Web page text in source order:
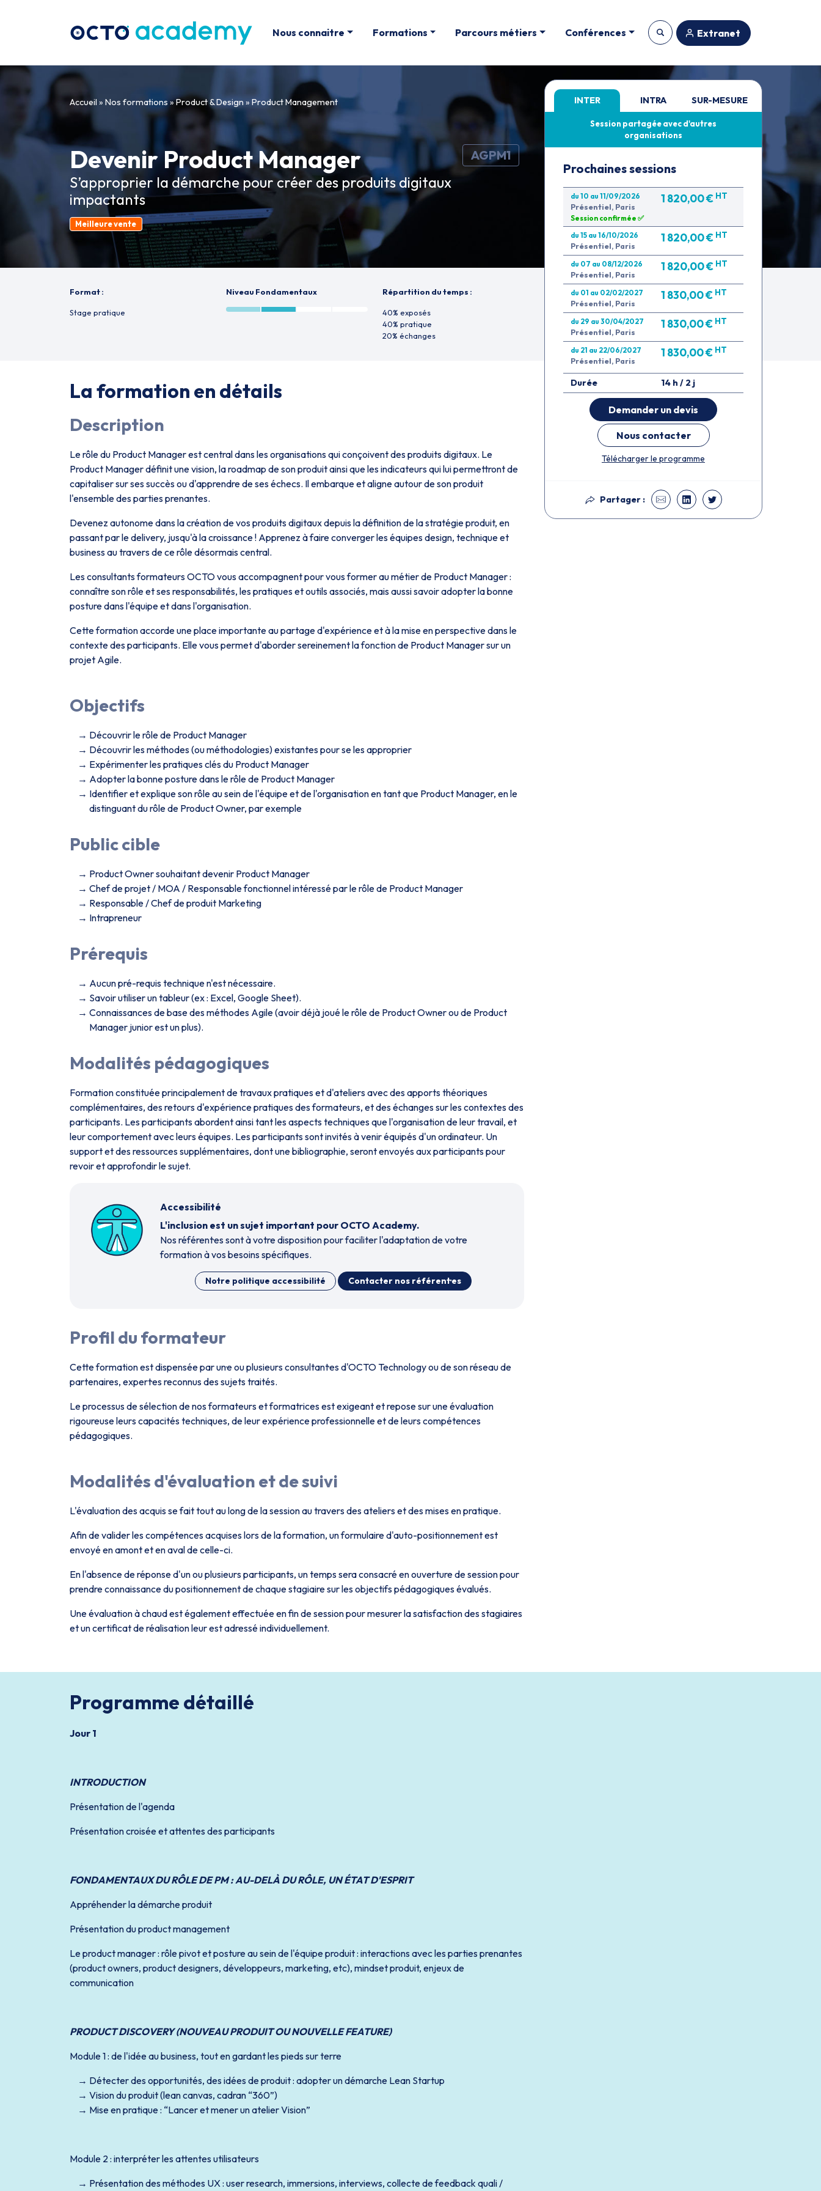
Nous connaitre Formations Parcours métiers Conférences Extranet
Accueil » Nos formations»Product & Design » Product Management
AGPM1
Devenir Product Manager
S’approprier la démarche pour créer des produits digitaux
impactants
Meilleure vente
Format :
Stage pratique
Niveau Fondamentaux Répartition du temps :
40% exposés
40% pratique
20% échanges
La formation en détails
Description
Le rôle du Product Manager est central dans les organisations qui conçoivent des produits digitaux. Le
Product Manager définit une vision, la roadmap de son produit ainsi que les indicateurs qui lui permettront de
capitaliser sur ses succès ou d'apprendre de ses échecs. Il embarque et aligne autour de son produit
l'ensemble des parties prenantes.
Devenez autonome dans la création de vos produits digitaux depuis la définition de la stratégie produit, en
passant par le delivery, jusqu'à la croissance ! Apprenez à faire converger les équipes design, technique et
business au travers de ce rôle désormais central.
Les consultants formateurs OCTO vous accompagnent pour vous former au métier de Product Manager :
connaître son rôle et ses responsabilités, les pratiques et outils associés, mais aussi savoir adopter la bonne
posture dans l'équipe et dans l'organisation.
Cette formation accorde une place importante au partage d'expérience et à la mise en perspective dans le
contexte des participants. Elle vous permet d'aborder sereinement la fonction de Product Manager sur un
projet Agile.
Objectifs
Découvrir le rôle de Product Manager
Découvrir les méthodes (ou méthodologies) existantes pour se les approprier
Expérimenter les pratiques clés du Product Manager
Adopter la bonne posture dans le rôle de Product Manager
Identifier et explique son rôle au sein de l'équipe et de l'organisation en tant que Product Manager, en le
distinguant du rôle de Product Owner, par exemple
Public cible
Product Owner souhaitant devenir Product Manager
Chef de projet / MOA / Responsable fonctionnel intéressé par le rôle de Product Manager
Responsable / Chef de produit Marketing
Intrapreneur
Prérequis
Aucun pré-requis technique n'est nécessaire.
Savoir utiliser un tableur (ex : Excel, Google Sheet).
Connaissances de base des méthodes Agile (avoir déjà joué le rôle de Product Owner ou de Product
Manager junior est un plus).
Modalités pédagogiques
Formation constituée principalement de travaux pratiques et d'ateliers avec des apports théoriques
complémentaires, des retours d'expérience pratiques des formateurs, et des échanges sur les contextes des
participants. Les participants abordent ainsi tant les aspects techniques que l'organisation de leur travail, et
leur comportement avec leurs équipes. Les participants sont invités à venir équipés d'un ordinateur. Un
support et des ressources supplémentaires, dont une bibliographie, seront envoyés aux participants pour
revoir et approfondir le sujet.
Accessibilité
L'inclusion est un sujet important pour OCTO Academy.
Nos référent·es sont à votre disposition pour faciliter l'adaptation de votre
formation à vos besoins spécifiques.
Notre politique accessibilité Contacter nos référent·es
Profil du formateur
Cette formation est dispensée par un·e ou plusieurs consultant·es d'OCTO Technology ou de son réseau de
partenaires, expert·es reconnus des sujets traités.
Le processus de sélection de nos formateurs et formatrices est exigeant et repose sur une évaluation
rigoureuse leurs capacités techniques, de leur expérience professionnelle et de leurs compétences
pédagogiques.
Modalités d'évaluation et de suivi
L'évaluation des acquis se fait tout au long de la session au travers des ateliers et des mises en pratique.
Afin de valider les compétences acquises lors de la formation, un formulaire d'auto-positionnement est
envoyé en amont et en aval de celle-ci.
En l'absence de réponse d'un ou plusieurs participants, un temps sera consacré en ouverture de session pour
prendre connaissance du positionnement de chaque stagiaire sur les objectifs pédagogiques évalués.
Une évaluation à chaud est également effectuée en fin de session pour mesurer la satisfaction des stagiaires
et un certificat de réalisation leur est adressé individuellement.
Programme détaillé
Jour 1
INTRODUCTION
Présentation de l'agenda
Présentation croisée et attentes des participants
FONDAMENTAUX DU RÔLE DE PM : AU-DELÀ DU RÔLE, UN ÉTAT D'ESPRIT
Appréhender la démarche produit
Présentation du product management
Le product manager : rôle pivot et posture au sein de l'équipe produit : interactions avec les parties prenantes
(product owners, product designers, développeurs, marketing, etc), mindset produit, enjeux de
communication
PRODUCT DISCOVERY (NOUVEAU PRODUIT OU NOUVELLE FEATURE)
Module 1 : de l'idée au business, tout en gardant les pieds sur terre
Détecter des opportunités, des idées de produit : adopter un démarche Lean Startup
Vision du produit (lean canvas, cadran “360”)
Mise en pratique : “Lancer et mener un atelier Vision”
Module 2 : interpréter les attentes utilisateurs
Présentation des méthodes UX : user research, immersions, interviews, collecte de feedback quali /
INTER INTRA SUR-MESURE
Session partagée avec d'autres
organisations
Prochaines sessions
du 10 au 11/09/2026
Présentiel, Paris
Session confirmée ✅
1 820,00 € HT
du 15 au 16/10/2026
Présentiel, Paris
1 820,00 € HT
du 07 au 08/12/2026
Présentiel, Paris
1 820,00 € HT
du 01 au 02/02/2027
Présentiel, Paris
1 830,00 € HT
du 29 au 30/04/2027
Présentiel, Paris
1 830,00 € HT
du 21 au 22/06/2027
Présentiel, Paris
1 830,00 € HT
Durée 14 h / 2 j
Demander un devis
Nous contacter
Télécharger le programme
Partager :